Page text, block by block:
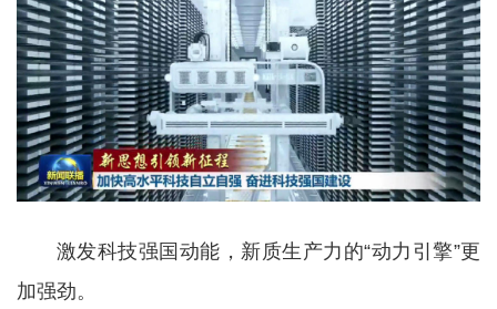
激发科技强国动能，新质生产力的“动力引擎”更
加强劲。